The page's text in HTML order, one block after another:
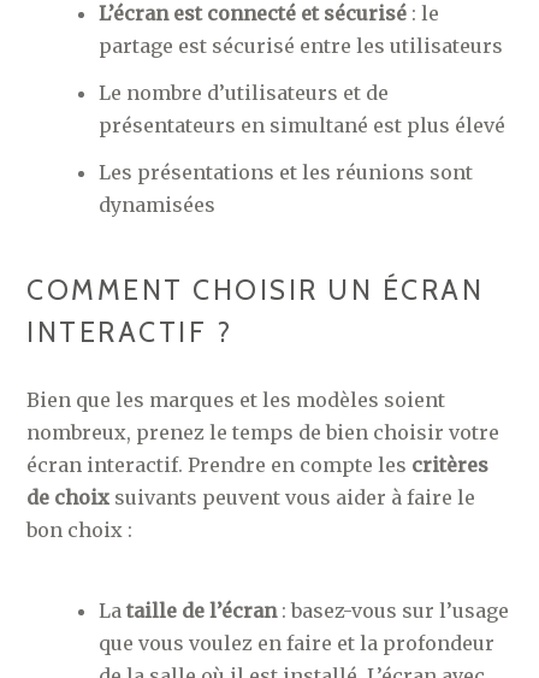
L’écran est connecté et sécurisé : le
partage est sécurisé entre les utilisateurs
Le nombre d’utilisateurs et de
présentateurs en simultané est plus élevé
Les présentations et les réunions sont
dynamisées
COMMENT CHOISIR UN ÉCRAN
INTERACTIF ?
Bien que les marques et les modèles soient
nombreux, prenez le temps de bien choisir votre
écran interactif. Prendre en compte les critères
de choix suivants peuvent vous aider à faire le
bon choix :
Lataille de l’écran: basez-vous sur l’usage
que vous voulez en faire et la profondeur